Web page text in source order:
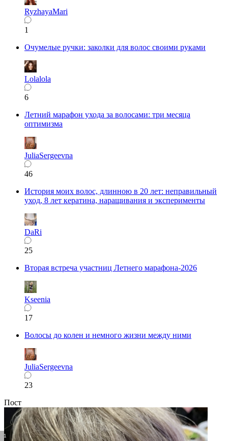
RyzhayaMari
1
Очумелые ручки: заколки для волос своими руками
Lolalola
6
Летний марафон ухода за волосами: три месяца
оптимизма
JuliaSergeevna
46
История моих волос, длинною в 20 лет: неправильный
уход, 8 лет кератина, наращивания и эксперименты
DaRi
25
Вторая встреча участниц Летнего марафона-2026
Kseenia
17
Волосы до колен и немного жизни между ними
JuliaSergeevna
23
Пост